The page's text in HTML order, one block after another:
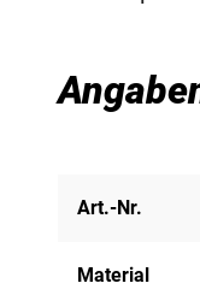
Art.-Nr.
Material